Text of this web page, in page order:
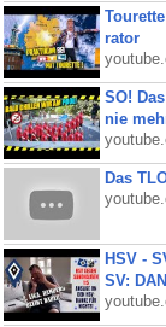
rator
SO!
nie
Das
HSV -
SV: